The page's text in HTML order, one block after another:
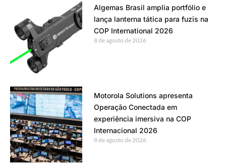
Algemas Brasil amplia portfólio e
lança lanterna tática para fuzis na
COP International 2026
8 de agosto de 2026
Motorola Solutions apresenta
Operação Conectada em
experiência imersiva na COP
Internacional 2026
8 de agosto de 2026